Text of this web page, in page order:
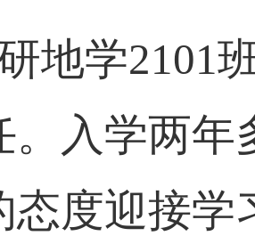
地学2101
。入学两年
态度迎接学